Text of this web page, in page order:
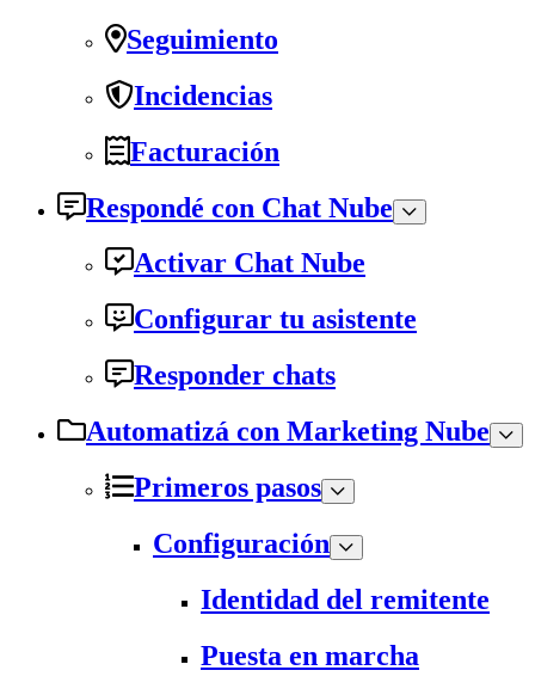
Seguimiento
Incidencias
Facturación
Respondé con Chat Nube
Activar Chat Nube
Configurar tu asistente
Responder chats
Automatizá con Marketing Nube
Primeros pasos
Configuración
Identidad del remitente
Puesta en marcha